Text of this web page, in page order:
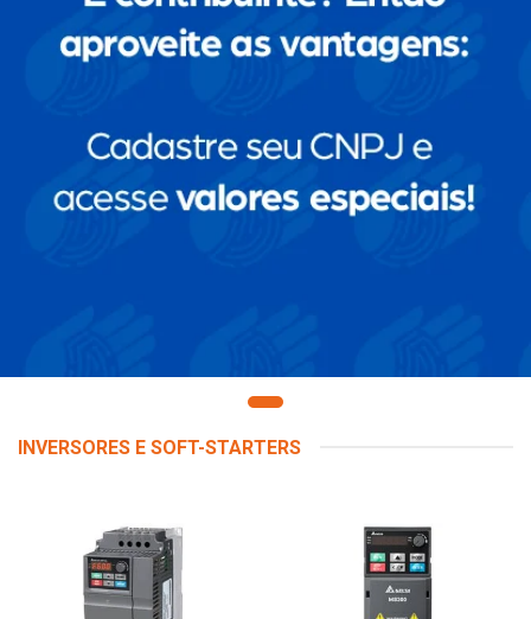
INVERSORES E SOFT-STARTERS